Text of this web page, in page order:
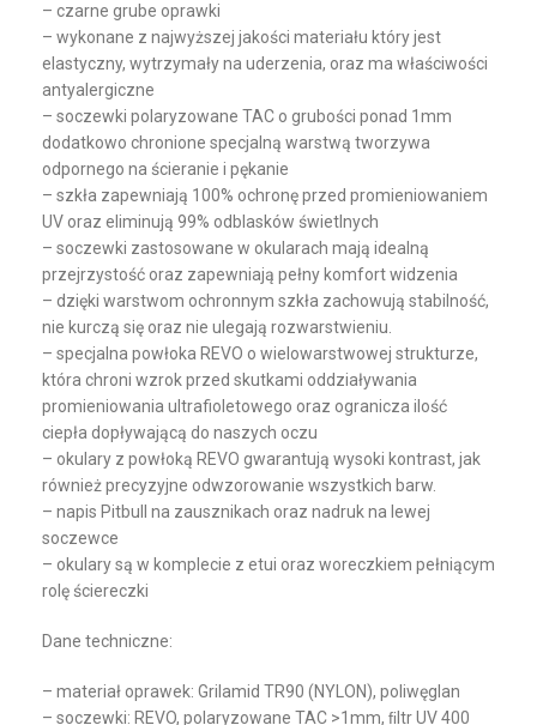
– czarne grube oprawki
– wykonane z najwyższej jakości materiału który jest
elastyczny, wytrzymały na uderzenia, oraz ma właściwości
antyalergiczne
– soczewki polaryzowane TAC o grubości ponad 1mm
dodatkowo chronione specjalną warstwą tworzywa
odpornego na ścieranie i pękanie
– szkła zapewniają 100% ochronę przed promieniowaniem
UV oraz eliminują 99% odblasków świetlnych
– soczewki zastosowane w okularach mają idealną
przejrzystość oraz zapewniają pełny komfort widzenia
– dzięki warstwom ochronnym szkła zachowują stabilność,
nie kurczą się oraz nie ulegają rozwarstwieniu.
– specjalna powłoka REVO o wielowarstwowej strukturze,
która chroni wzrok przed skutkami oddziaływania
promieniowania ultrafioletowego oraz ogranicza ilość
ciepła dopływającą do naszych oczu
– okulary z powłoką REVO gwarantują wysoki kontrast, jak
również precyzyjne odwzorowanie wszystkich barw.
– napis Pitbull na zausznikach oraz nadruk na lewej
soczewce
– okulary są w komplecie z etui oraz woreczkiem pełniącym
rolę ściereczki
Dane techniczne:
– materiał oprawek: Grilamid TR90 (NYLON), poliwęglan
– soczewki: REVO, polaryzowane TAC >1mm, ﬁltr UV 400